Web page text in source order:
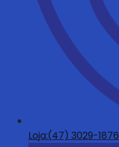
Loja:(47) 3029-1876